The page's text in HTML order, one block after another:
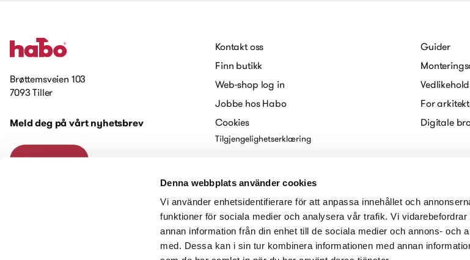
Denna webbplats använder cookies
Vi använder enhetsidentifierare för att anpassa innehållet och
funktioner för sociala medier och analysera vår trafik. Vi
annan information från din enhet till de sociala medier och annons- och
med. Dessa kan i sin tur kombinera informationen med annan
Brøttemsveien 103
7093 Tiller
Meld deg på vårt nyhetsbrev
Kontakt oss
Kontakt oss
Finn butikk
Web-shop log in
Jobbe hos Habo
Cookies
Tilgjengelighetserklæring
Guider
For
Digitale